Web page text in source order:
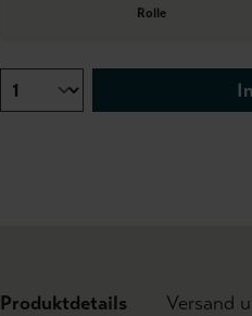
Rolle
Produktdetails
Versand